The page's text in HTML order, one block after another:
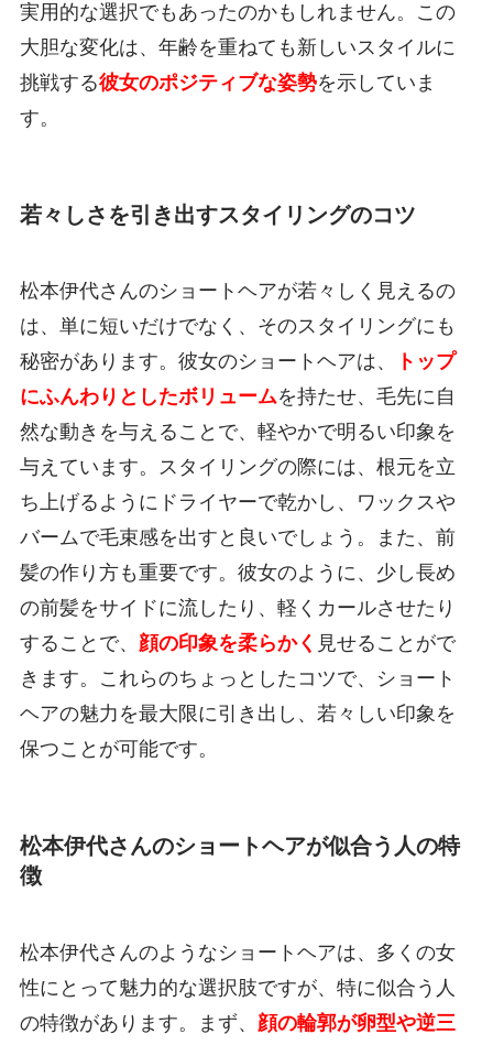
実用的な選択でもあったのかもしれません。この
大胆な変化は、年齢を重ねても新しいスタイルに
挑戦する彼女のポジティブな姿勢を示していま
す。
若々しさを引き出すスタイリングのコツ
松本伊代さんのショートヘアが若々しく見えるの
は、単に短いだけでなく、そのスタイリングにも
秘密があります。彼女のショートヘアは、
トップ
にふんわりとしたボリュームを持たせ、毛先に自
然な動きを与えることで、軽やかで明るい印象を
与えています。スタイリングの際には、根元を立
ち上げるようにドライヤーで乾かし、ワックスや
バームで毛束感を出すと良いでしょう。また、前
髪の作り方も重要です。彼女のように、少し長め
の前髪をサイドに流したり、軽くカールさせたり
することで、 顔の印象を柔らかく 見せることがで
きます。これらのちょっとしたコツで、ショート
ヘアの魅力を最大限に引き出し、若々しい印象を
保つことが可能です。
松本伊代さんのショートヘアが似合う人の特
徴
松本伊代さんのようなショートヘアは、多くの女
性にとって魅力的な選択肢ですが、特に似合う人
の特徴があります。まず、 顔の輪郭が卵型や逆三